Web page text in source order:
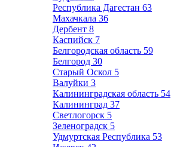
Республика Дагестан 63
Махачкала 36
Дербент 8
Каспийск 7
Белгородская область 59
Белгород 30
Старый Оскол 5
Валуйки 3
Калининградская область 54
Калининград 37
Светлогорск 5
Зеленоградск 5
Удмуртская Республика 53